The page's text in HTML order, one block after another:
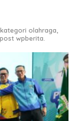
olahraga,
wpberita.